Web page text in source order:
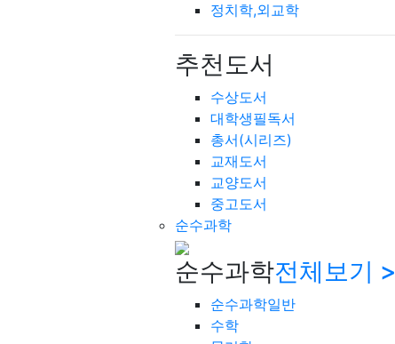
정치학,외교학
추천도서
수상도서
대학생필독서
총서(시리즈)
교재도서
교양도서
중고도서
순수과학
순수과학전체보기 >
순수과학일반
수학